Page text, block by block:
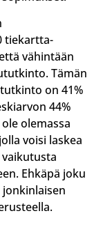
tiekartta-
vähintään
Tämän
on 41%
44%
olemassa
voisi laskea
Ehkäpä joku